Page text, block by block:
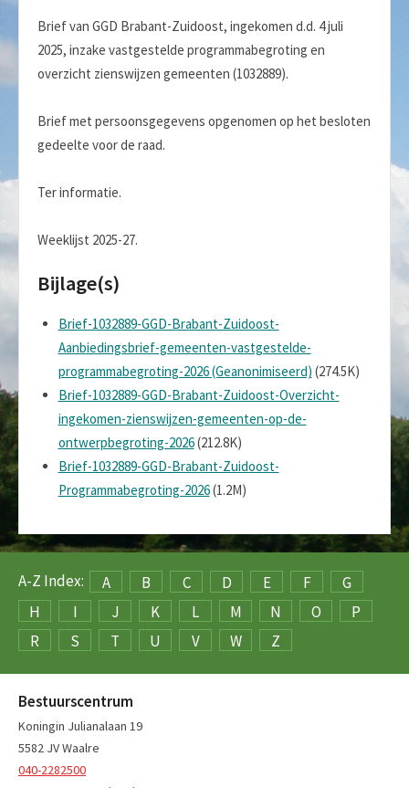
Brief van GGD Brabant-Zuidoost, ingekomen d.d. 4 juli
2025, inzake vastgestelde programmabegroting en
overzicht zienswijzen gemeenten (1032889).
Brief met persoonsgegevens opgenomen op het besloten
gedeelte voor de raad.
Ter informatie.
Weeklijst 2025-27.
Bijlage(s)
Brief-1032889-GGD-Brabant-Zuidoost-
Aanbiedingsbrief-gemeenten-vastgestelde-
programmabegroting-2026 (Geanonimiseerd) (274.5K)
Brief-1032889-GGD-Brabant-Zuidoost-Overzicht-
ingekomen-zienswijzen-gemeenten-op-de-
ontwerpbegroting-2026(212.8K)
Brief-1032889-GGD-Brabant-Zuidoost-
Programmabegroting-2026(1.2M)
A-Z Index: A B C D E F
G
H
I J K L M N O
P
R
S T U V W Z
Bestuurscentrum
Koningin Julianalaan 19
5582 JV Waalre
040-2282500